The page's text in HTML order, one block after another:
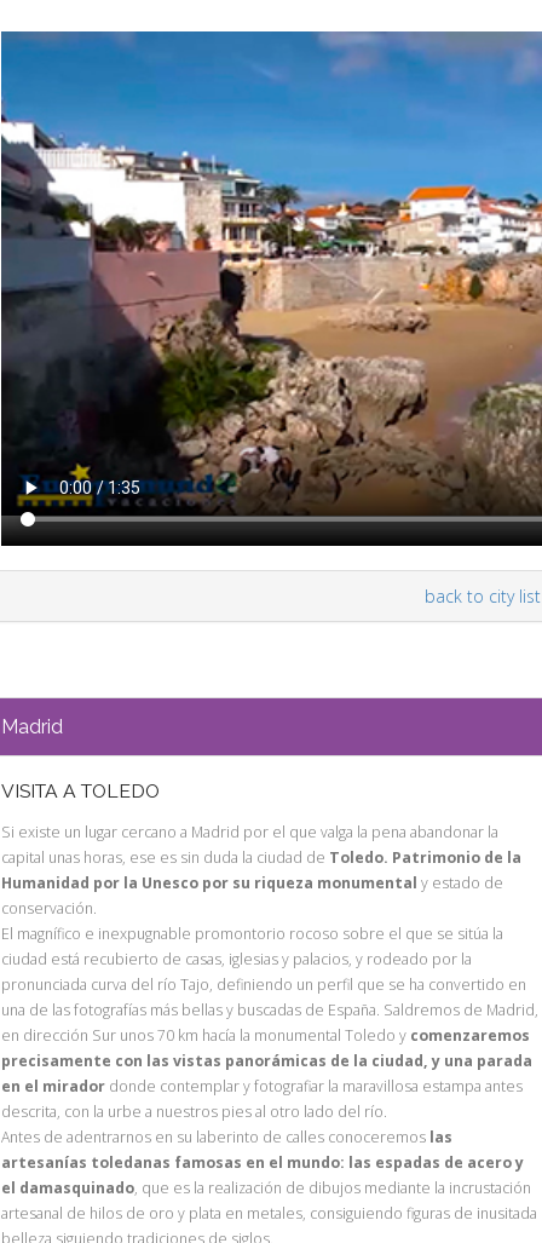
back to city list
Madrid
VISITA A TOLEDO
Si existe un lugar cercano a Madrid por el que valga la pena abandonar la
capital unas horas, ese es sin duda la ciudad de Toledo. Patrimonio de la
Humanidad por la Unesco por su riqueza monumental y estado de
conservación.
El magnífico e inexpugnable promontorio rocoso sobre el que se sitúa la
ciudad está recubierto de casas, iglesias y palacios, y rodeado por la
pronunciada curva del río Tajo, definiendo un perfil que se ha convertido en
una de las fotografías más bellas y buscadas de España. Saldremos de Madrid,
en dirección Sur unos 70 km hacía la monumental Toledo y comenzaremos
precisamente con las vistas panorámicas de la ciudad, y una parada
en el mirador donde contemplar y fotografiar la maravillosa estampa antes
descrita, con la urbe a nuestros pies al otro lado del río.
Antes de adentrarnos en su laberinto de calles conoceremos las
artesanías toledanas famosas en el mundo: las espadas de acero y
el damasquinado, que es la realización de dibujos mediante la incrustación
artesanal de hilos de oro y plata en metales, consiguiendo figuras de inusitada